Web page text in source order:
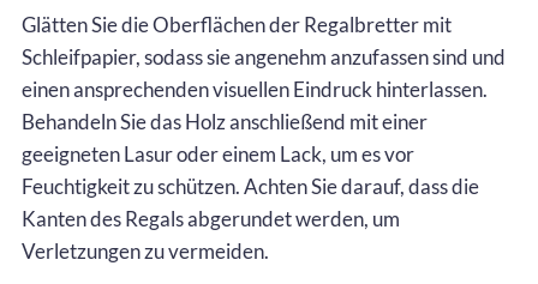
Glätten Sie die Oberflächen der Regalbretter mit
Schleifpapier, sodass sie angenehm anzufassen sind und
einen ansprechenden visuellen Eindruck hinterlassen.
Behandeln Sie das Holz anschließend mit einer
geeigneten Lasur oder einem Lack, um es vor
Feuchtigkeit zu schützen. Achten Sie darauf, dass die
Kanten des Regals abgerundet werden, um
Verletzungen zu vermeiden.